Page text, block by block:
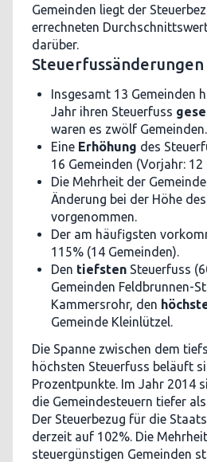
Gemeinden liegt der
errechneten
darüber.
Steuerfussänderungen
Insgesamt 13 Gemeinden
Jahr ihren Steuerfuss
waren es zwölf Gemeinden.
Eine Erhöhung des
16 Gemeinden (Vorjahr: 12
Die Mehrheit der
Änderung bei der Höhe
vorgenommen.
Der am häufigsten
115% (14 Gemeinden).
Den tiefsten Steuerfuss
Gemeinden Feldbrunnen-
Kammersrohr, den
Gemeinde Kleinlützel.
Die Spanne zwischen dem
höchsten Steuerfuss beläuft
Prozentpunkte. Im Jahr 2014
die Gemeindesteuern tiefer
Der Steuerbezug für die
derzeit auf 102%. Die
steuergünstigen Gemeinden